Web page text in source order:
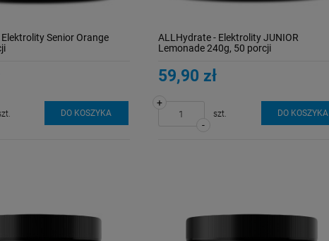
Senior Orange
DO KOSZYKA
ALLHydrate - Elektrolity JUNIOR
Lemonade 240g, 50 porcji
59,90 zł
-
+
szt. DO KOSZYKA